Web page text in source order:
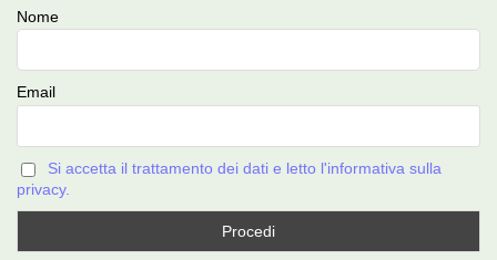
Nome
Email
Si accetta il trattamento dei dati e letto l'informativa sulla
privacy.